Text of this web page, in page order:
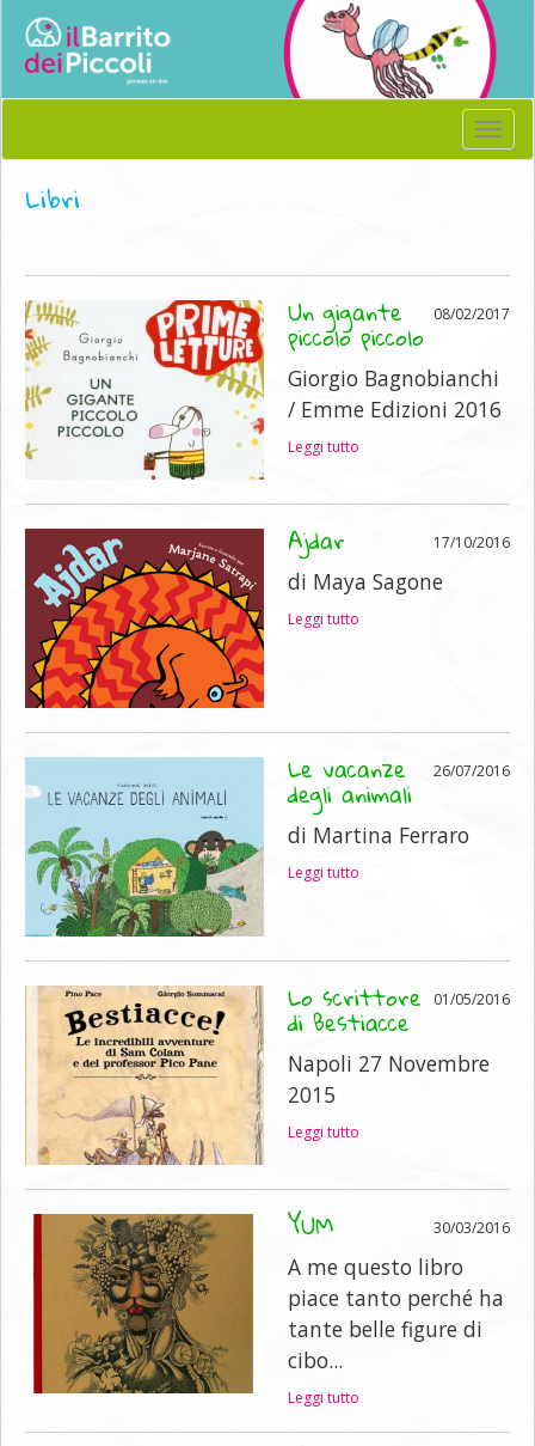
Menu
Libri
08/02/2017
Un gigante
piccolo piccolo
Giorgio Bagnobianchi
/ Emme Edizioni 2016
Leggi tutto
17/10/2016
Ajdar
di Maya Sagone
Leggi tutto
26/07/2016
Le vacanze
degli animali
di Martina Ferraro
Leggi tutto
01/05/2016
Lo scrittore
di Bestiacce
Napoli 27 Novembre
2015
Leggi tutto
30/03/2016
YUM
A me questo libro
piace tanto perché ha
tante belle figure di
cibo...
Leggi tutto